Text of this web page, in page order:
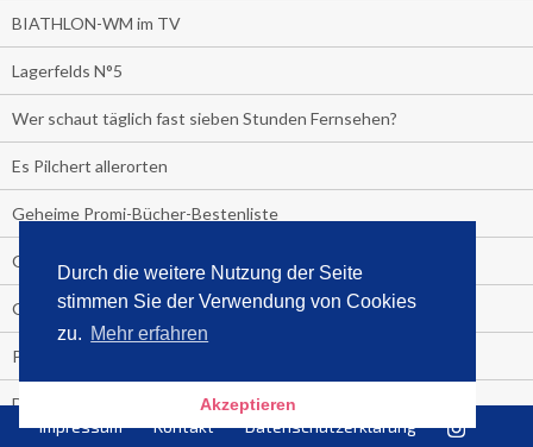
Durch die weitere Nutzung der Seite
stimmen Sie der Verwendung von Cookies
zu. Mehr erfahren
Akzeptieren
BIATHLON-WM im TV
Lagerfelds N°5
Wer schaut täglich fast sieben Stunden Fernsehen?
Es Pilchert allerorten
Geheime Promi-Bücher-Bestenliste
Gratis-E-Book-Aktionen
Gefahr fürs Dschungelcamp!
PRESSEMITTEILUNG
Deutschland im Handball-Fieber
Impressum Kontakt Datenschutzerklärung